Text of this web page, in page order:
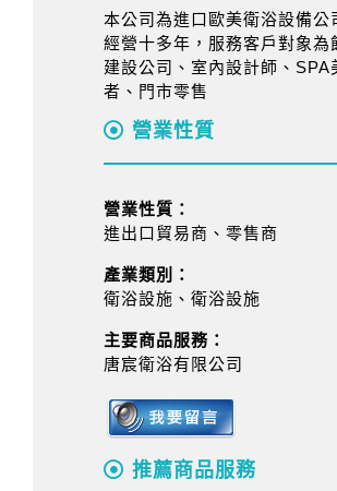
本公司為進口歐美衛浴設備公
經營十多年，服務客戶對象為
建設公司、室內設計師、SPA
者、門市零售
營業性質
營業性質：
進出口貿易商、零售商
產業類別：
衛浴設施、衛浴設施
主要商品服務：
唐宸衛浴有限公司
推薦商品服務